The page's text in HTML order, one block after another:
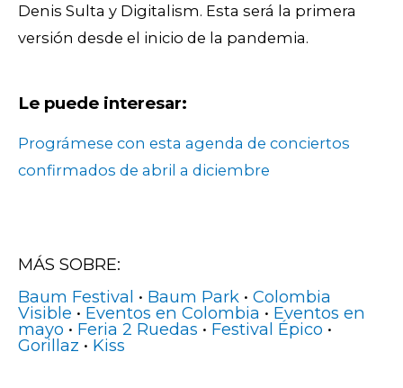
Denis Sulta y Digitalism. Esta será la primera
versión desde el inicio de la pandemia.
Le puede interesar:
Prográmese con esta agenda de conciertos
confirmados de abril a diciembre
MÁS SOBRE:
Baum Festival • Baum Park • Colombia
Visible • Eventos en Colombia • Eventos en
mayo • Feria 2 Ruedas • Festival Épico •
Gorillaz • Kiss